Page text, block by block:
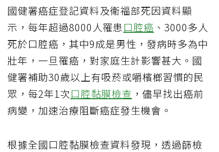
國健署癌症登記資料及衛福部死因資料顯
示，每年超過8000人罹患口腔癌 、3000多人
死於口腔癌，其中9成是男性，發病時多為中
壯年，一旦罹癌，對家庭生計影響甚大。國
健署補助30歲以上有吸菸或嚼檳榔習慣的民
眾，每2年1次口腔黏膜檢查 ，儘早找出癌前
病變，加速治療阻斷癌症發生機會。
根據全國口腔黏膜檢查資料發現，透過篩檢